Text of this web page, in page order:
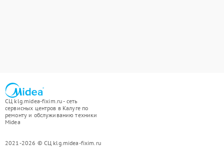
СЦ klg.midea-fixim.ru - сеть
сервисных центров в Калуге по
ремонту и обслуживанию техники
Midea
2021-2026 © СЦ klg.midea-fixim.ru